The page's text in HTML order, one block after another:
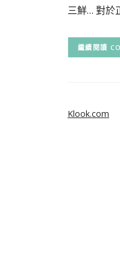
三鮮… 對於
Klook.com